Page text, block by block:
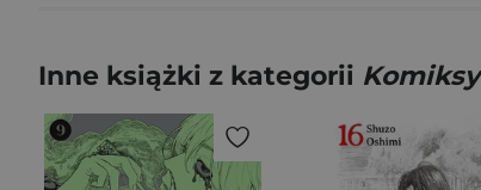
Inne książki z kategorii Komiksy